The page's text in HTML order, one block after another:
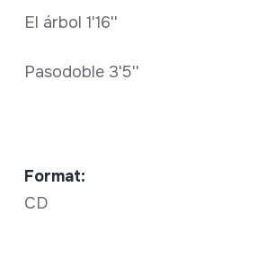
El árbol 1'16''
Pasodoble 3'5''
Format:
CD